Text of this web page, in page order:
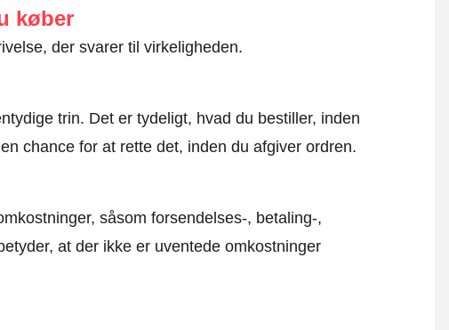
køber
der svarer til virkeligheden.
trin. Det er tydeligt, hvad du bestiller, inden
chance for at rette det, inden du afgiver ordren.
såsom forsendelses-, betaling-,
at der ikke er uventede omkostninger